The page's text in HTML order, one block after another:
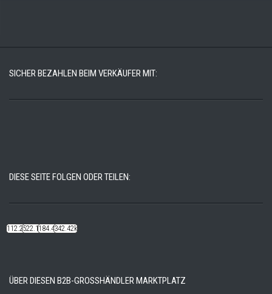
SICHER BEZAHLEN BEIM VERKÄUFER MIT:
DIESE SEITE FOLGEN ODER TEILEN:
112.22k522.14k184.48k342.42k
ÜBER DIESEN B2B-GROSSHÄNDLER MARKTPLATZ